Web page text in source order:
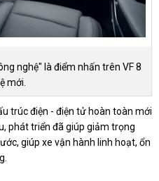
nghệ" là điểm nhấn trên VF 8
mới.
trúc điện - điện tử hoàn toàn mới
phát triển đã giúp giảm trọng
giúp xe vận hành linh hoạt, ổn